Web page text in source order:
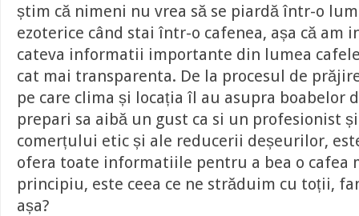
știm că nimeni nu vrea să se piardă într-o
ezoterice când stai într-o cafenea, așa că am
cateva informatii importante din lumea
cat mai transparenta. De la procesul de
pe care clima și locația îl au asupra boabelor
prepari sa aibă un gust ca si un profesionist
comerțului etic și ale reducerii deșeurilor,
ofera toate informatiile pentru a bea o cafea
principiu, este ceea ce ne străduim cu toții,
așa?